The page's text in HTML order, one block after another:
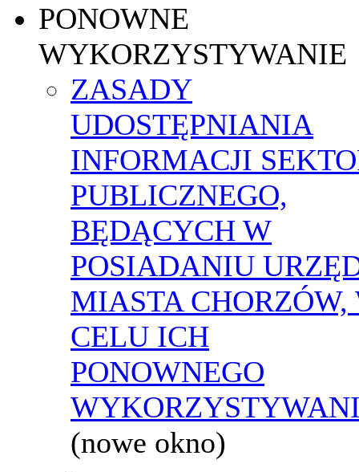
PONOWNE
WYKORZYSTYWANIE
ZASADY
UDOSTĘPNIANIA
INFORMACJI
PUBLICZNEGO,
BĘDĄCYCH W
POSIADANIU
MIASTA CHORZÓW,
CELU ICH
PONOWNEGO
(nowe okno)